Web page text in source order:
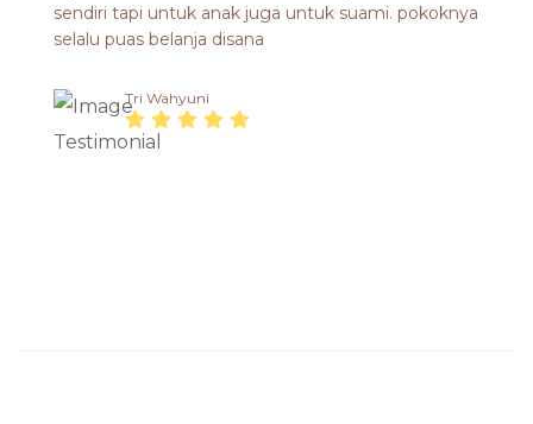
sendiri tapi untuk anak juga untuk suami. pokoknya
selalu puas belanja disana
Tri Wahyuni